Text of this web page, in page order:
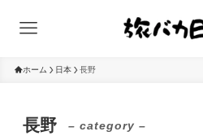
ホーム 日本 長野
長野 – category –